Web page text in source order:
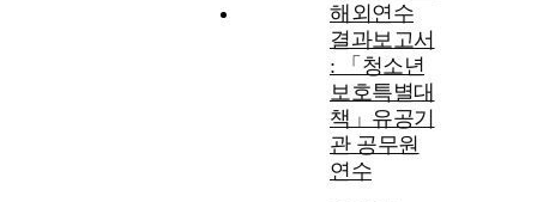
해외연수
결과보고서
: 「청소년
보호특별대
책」유공기
관 공무원
연수